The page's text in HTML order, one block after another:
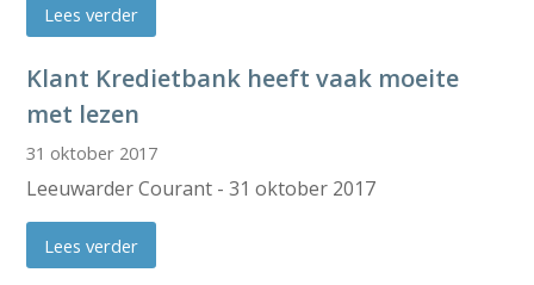
Lees verder
Klant Kredietbank heeft vaak moeite
met lezen
31 oktober 2017
Leeuwarder Courant - 31 oktober 2017
Lees verder